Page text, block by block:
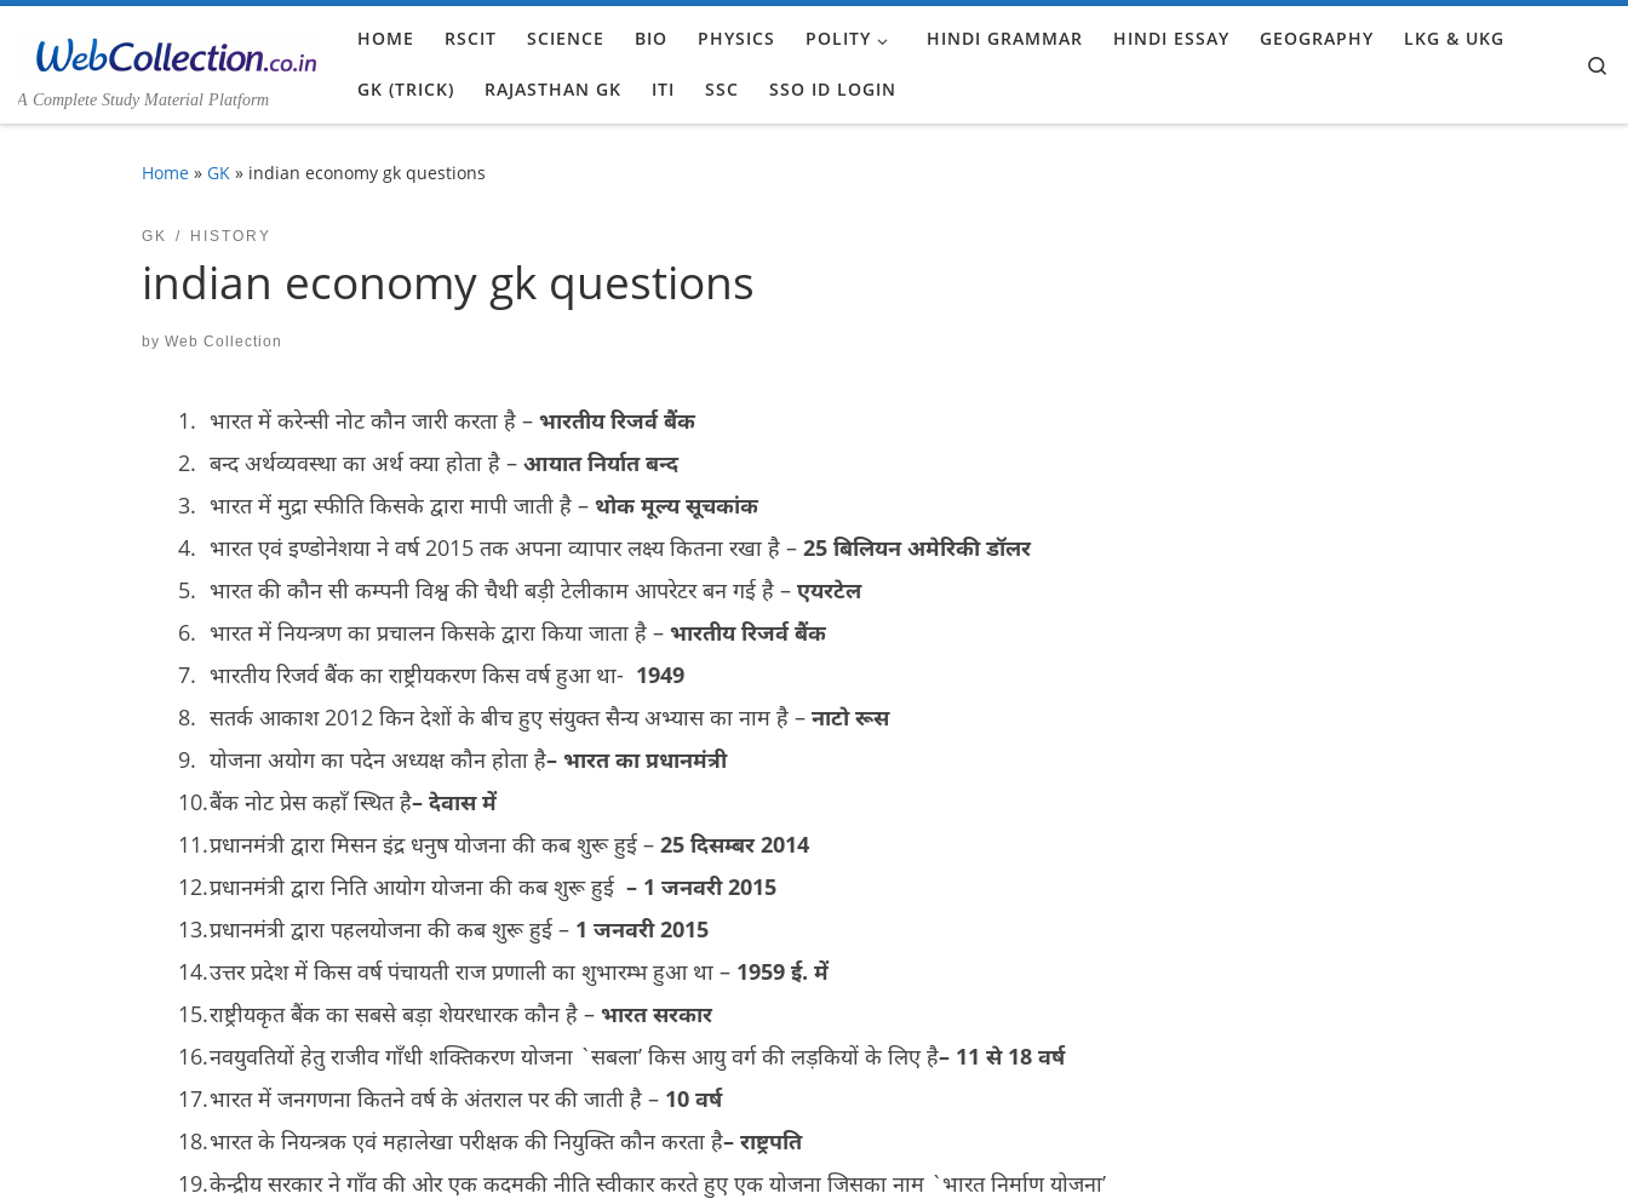
Skip to content
A Complete Study Material Platform
HOME RSCIT SCIENCE BIO PHYSICS POLITY HINDI GRAMMAR HINDI ESSAY GEOGRAPHY LKG & UKG
GK (TRICK) RAJASTHAN GK ITI SSC SSO ID LOGIN
Home » GK » indian economy gk questions
GK HISTORY
indian economy gk questions
by Web Collection
भारत में करेन्सी नोट कौन जारी करता है – भारतीय रिजर्व बैंक
बन्द अर्थव्यवस्था का अर्थ क्या होता है – आयात निर्यात बन्द
भारत में मुद्रा स्फीति किसके द्वारा मापी जाती है – थोक मूल्य सूचकांक
भारत एवं इण्डोनेशया ने वर्ष 2015 तक अपना व्यापार लक्ष्य कितना रखा है – 25 बिलियन अमेरिकी डाॅलर
भारत की कौन सी कम्पनी विश्व की चैथी बड़ी टेलीकाम आपरेटर बन गई है – एयरटेल
भारत में नियन्त्रण का प्रचालन किसके द्वारा किया जाता है – भारतीय रिजर्व बैंक
भारतीय रिजर्व बैंक का राष्ट्रीयकरण किस वर्ष हुआ था- 1949
सतर्क आकाश 2012 किन देशों के बीच हुए संयुक्त सैन्य अभ्यास का नाम है – नाटो रूस
योजना अयोग का पदेन अध्यक्ष कौन होता है– भारत का प्रधानमंत्री
बैंक नोट प्रेस कहाँ स्थित है– देवास में
प्रधानमंत्री द्वारा मिसन इंद्र धनुष योजना की कब शुरू हुई – 25 दिसम्बर2014
प्रधानमंत्री द्वारा निति आयोग योजना की कब शुरू हुई – 1 जनवरी2015
प्रधानमंत्री द्वारा पहलयोजना की कब शुरू हुई – 1 जनवरी2015
उत्तर प्रदेश में किस वर्ष पंचायती राज प्रणाली का शुभारम्भ हुआ था – 1959 ई. में
राष्ट्रीयकृत बैंक का सबसे बड़ा शेयरधारक कौन है – भारत सरकार
नवयुवतियों हेतु राजीव गाँधी शक्तिकरण योजना `सबला’ किस आयु वर्ग की लड़कियों के लिए है– 11 से 18 वर्ष
भारत में जनगणना कितने वर्ष के अंतराल पर की जाती है – 10 वर्ष
भारत के नियन्त्रक एवं महालेखा परीक्षक की नियुक्ति कौन करता है– राष्ट्रपति
केन्द्रीय सरकार ने गाँव की ओर एक कदमकी नीति स्वीकार करते हुए एक योजना जिसका नाम `भारत निर्माण योजना’